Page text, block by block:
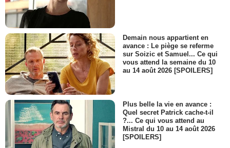
Demain nous appartient en
avance : Le piège se referme
sur Soizic et Samuel... Ce qui
vous attend la semaine du 10
au 14 août 2026 [SPOILERS]
Plus belle la vie en avance :
Quel secret Patrick cache-t-il
?... Ce qui vous attend au
Mistral du 10 au 14 août 2026
[SPOILERS]